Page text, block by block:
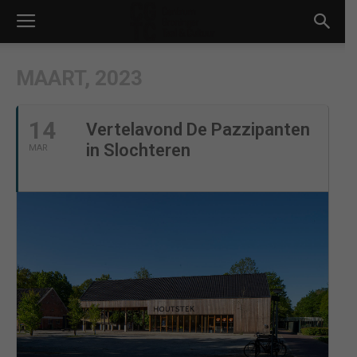
14
MAR
Vertelavond De Pazzipanten
in Slochteren